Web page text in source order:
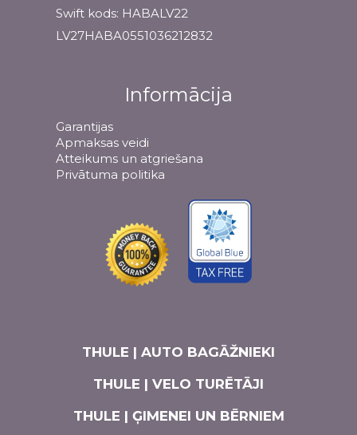
Swift kods: HABALV22
LV27HABA0551036212832
Informācija
Garantijas
Apmaksas veidi
Atteikums un atgriešana
Privātuma politika
THULE | AUTO BAGĀŽNIEKI
THULE | VELO TURĒTĀJI
THULE | ĢIMENEI UN BĒRNIEM